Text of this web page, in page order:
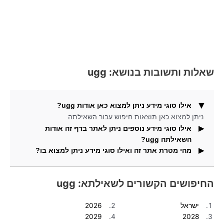
שאלות ותשובות בנושא: ugg
אילו סוגי מידע ניתן למצוא כאן אודות ugg?
ניתן למצוא כאן תוצאות חיפוש עבור השאילתה.
אילו סוגי מידע נוספים ניתן לאתר בדף זה אודות
השאילתה ugg?
וגם תוכלו למצוא כאן תמונות העונות על שאילתת החיפוש
מהי מטרת אתר זה ואילו סוגי מידע ניתן למצוא בו?
החיפושים הקשורים לשאילתא: ugg
ישראל
2026
2028
2029